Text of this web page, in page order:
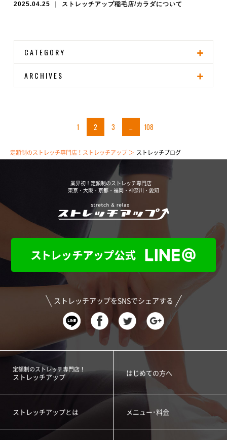
2025.04.25 ストレッチアップ稲毛店/カラダについて
CATEGORY
ARCHIVES
1 2 3 … 108
定額制のストレッチ専門店！ストレッチアップ ストレッチブログ
業界初！定額制のストレッチ専門店
東京・大阪・京都・福岡・神奈川・愛知
ストレッチアップをSNSでシェアする
定額制のストレッチ専門店！
ストレッチアップ
はじめての方へ
ストレッチアップとは メニュー･料金